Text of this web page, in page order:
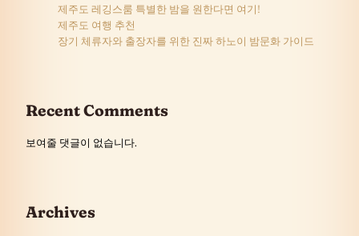
제주도 레깅스룸 특별한 밤을 원한다면 여기!
제주도 여행 추천
장기 체류자와 출장자를 위한 진짜 하노이 밤문화 가이드
Recent Comments
보여줄 댓글이 없습니다.
Archives